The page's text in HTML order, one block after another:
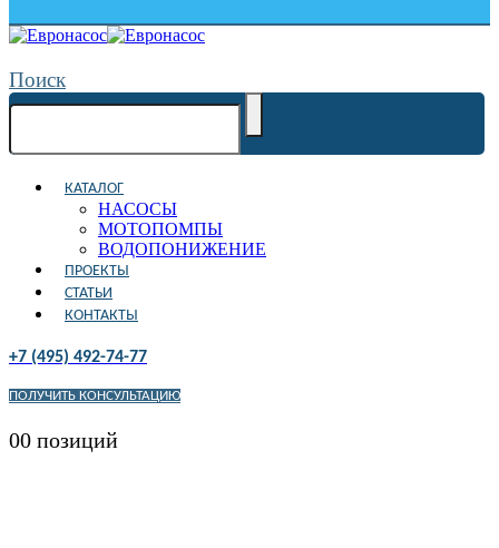
Поиск
КАТАЛОГ
НАСОСЫ
МОТОПОМПЫ
ВОДОПОНИЖЕНИЕ
ПРОЕКТЫ
СТАТЬИ
КОНТАКТЫ
+7 (495) 492-74-77
ПОЛУЧИТЬ КОНСУЛЬТАЦИЮ
00 позиций